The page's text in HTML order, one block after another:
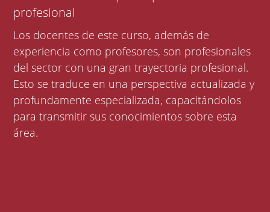
profesional
Los docentes de este curso, además de
experiencia como profesores, son profesionales
del sector con una gran trayectoria profesional.
Esto se traduce en una perspectiva actualizada y
profundamente especializada, capacitándolos
para transmitir sus conocimientos sobre esta
área.